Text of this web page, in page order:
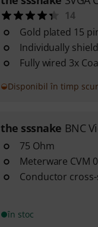
14
Gold plated 15
Individually
Fully wired 3x
Disponibil în timp
the sssnake BNC
75 Ohm
Meterware CVM
Conductor
în stoc